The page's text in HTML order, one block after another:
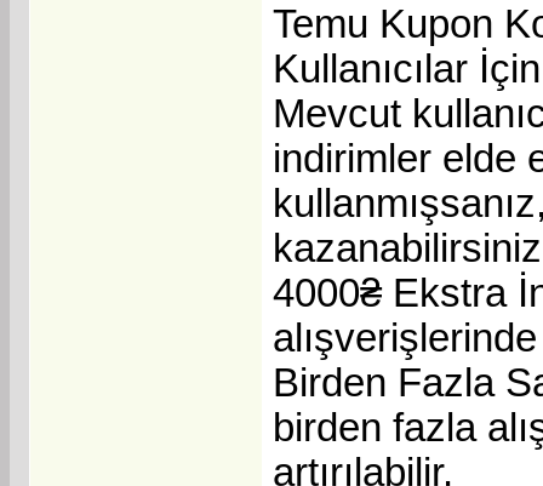
Temu Kupon
Kullanıcılar
Mevcut
indirimler elde
4000₴ Ekstra
Birden Fazla
birden fazla
artırılabilir.